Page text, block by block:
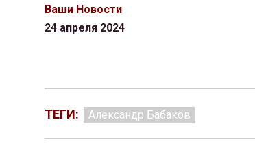
Ваши Новости
24 апреля 2024
ТЕГИ: Александр Бабаков